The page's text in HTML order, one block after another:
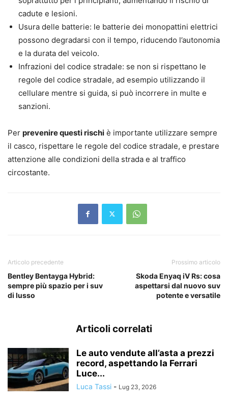
cadute e lesioni.
Usura delle batterie: le batterie dei monopattini elettrici
possono degradarsi con il tempo, riducendo l’autonomia
e la durata del veicolo.
Infrazioni del codice stradale: se non si rispettano le
regole del codice stradale, ad esempio utilizzando il
cellulare mentre si guida, si può incorrere in multe e
sanzioni.
Per prevenire questi rischi è importante utilizzare sempre
il casco, rispettare le regole del codice stradale, e prestare
attenzione alle condizioni della strada e al traffico
circostante.
Articolo precedente
Bentley Bentayga Hybrid:
sempre più spazio per i suv
di lusso
Prossimo articolo
Skoda Enyaq iV Rs: cosa
aspettarsi dal nuovo suv
potente e versatile
Articoli correlati
Le auto vendute all’asta a prezzi
record, aspettando la Ferrari
Luce...
Luca Tassi - Lug 23, 2026